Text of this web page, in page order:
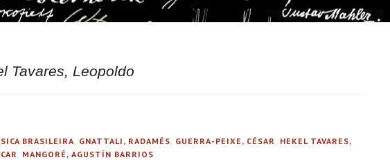
Tavares, Leopoldo
BRASILEIRA GNATTALI, RADAMÉS GUERRA-PEIXE, CÉSAR
HEKEL TAVARES,
MANGORÉ, AGUSTÍN BARRIOS